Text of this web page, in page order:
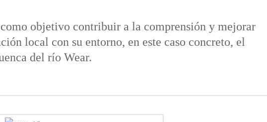
objetivo contribuir a la comprensión y mejorar
local con su entorno, en este caso concreto, el
del río Wear.